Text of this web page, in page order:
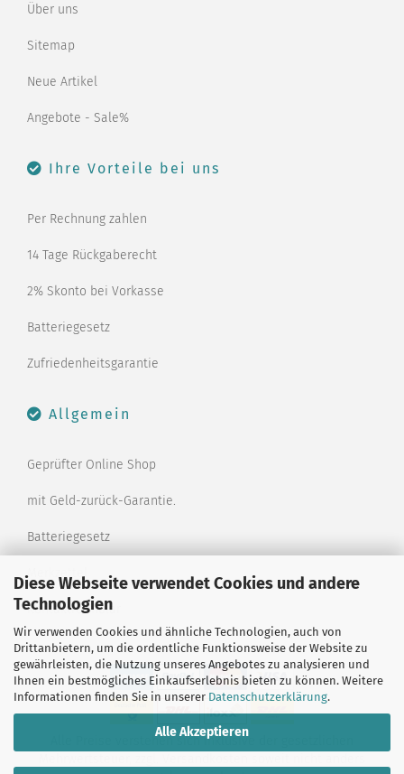
Diese Webseite verwendet Cookies und andere
Technologien
Wir verwenden Cookies und ähnliche Technologien, auch von
Drittanbietern, um die ordentliche Funktionsweise der Website zu
gewährleisten, die Nutzung unseres Angebotes zu analysieren und
Ihnen ein bestmögliches Einkaufserlebnis bieten zu können. Weitere
Informationen finden Sie in unserer Datenschutzerklärung.
Alle Akzeptieren
Über uns
Sitemap
Neue Artikel
Angebote - Sale%
Ihre Vorteile bei uns
Per Rechnung zahlen
14 Tage Rückgaberecht
2% Skonto bei Vorkasse
Batteriegesetz
Zufriedenheitsgarantie
Allgemein
Geprüfter Online Shop
mit Geld-zurück-Garantie.
Batteriegesetz
Merkzettel
Kontaktformular
Alle Preise verstehen sich inklusive der gesetzlichen